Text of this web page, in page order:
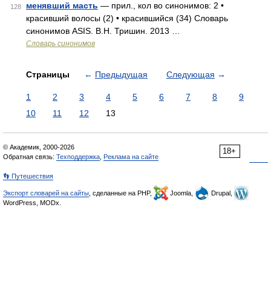
128 менявший масть — прил., кол во синонимов: 2 •
красивший волосы (2) • красившийся (34) Словарь
синонимов ASIS. В.Н. Тришин. 2013 …
Словарь синонимов
Страницы ← Предыдущая Следующая →
1 2 3 4 5 6 7 8
9
10
11 12 13
18+
© Академик, 2000-2026
Обратная связь: Техподдержка Реклама на сайте
👣 Путешествия
Экспорт словарей на сайты , сделанные на PHP, Joomla,
Drupal,
WordPress, MODx.